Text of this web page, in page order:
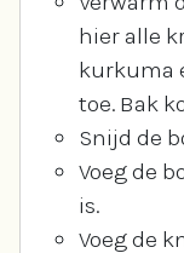
hier alle
kurkuma
toe. Bak
Snijd de
Voeg de
is.
Voeg de